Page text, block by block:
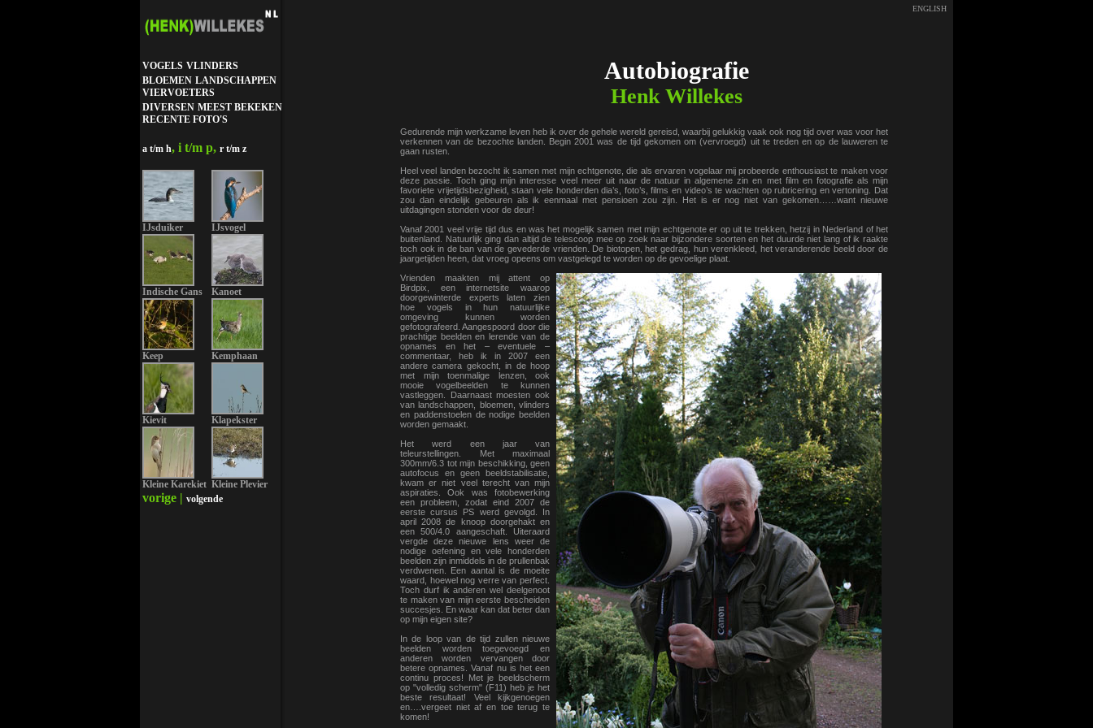
ENGLISH
VOGELS VLINDERS
BLOEMEN LANDSCHAPPEN
VIERVOETERS
DIVERSEN MEEST BEKEKEN
RECENTE FOTO'S
a t/m h, i t/m p, r t/m z
IJsduiker IJsvogel
Indische Gans Kanoet
Keep Kemphaan
Kievit Klapekster
Kleine Karekiet Kleine Plevier
vorige | volgende
Autobiografie
Henk Willekes
Gedurende mijn werkzame leven heb ik over de gehele wereld gereisd, waarbij gelukkig vaak ook nog tijd over was voor het
verkennen van de bezochte landen. Begin 2001 was de tijd gekomen om (vervroegd) uit te treden en op de lauweren te
gaan rusten.
Heel veel landen bezocht ik samen met mijn echtgenote, die als ervaren vogelaar mij probeerde enthousiast te maken voor
deze passie. Toch ging mijn interesse veel meer uit naar de natuur in algemene zin en met film en fotografie als mijn
favoriete vrijetijdsbezigheid, staan vele honderden dia’s, foto’s, films en video’s te wachten op rubricering en vertoning. Dat
zou dan eindelijk gebeuren als ik eenmaal met pensioen zou zijn. Het is er nog niet van gekomen……want nieuwe
uitdagingen stonden voor de deur!
Vanaf 2001 veel vrije tijd dus en was het mogelijk samen met mijn echtgenote er op uit te trekken, hetzij in Nederland of het
buitenland. Natuurlijk ging dan altijd de telescoop mee op zoek naar bijzondere soorten en het duurde niet lang of ik raakte
toch ook in de ban van de gevederde vrienden. De biotopen, het gedrag, hun verenkleed, het veranderende beeld door de
jaargetijden heen, dat vroeg opeens om vastgelegd te worden op de gevoelige plaat.
Vrienden maakten mij attent op
Birdpix, een internetsite waarop
doorgewinterde experts laten zien
hoe vogels in hun natuurlijke
omgeving kunnen worden
gefotografeerd. Aangespoord door die
prachtige beelden en lerende van de
opnames en het – eventuele –
commentaar, heb ik in 2007 een
andere camera gekocht, in de hoop
met mijn toenmalige lenzen, ook
mooie vogelbeelden te kunnen
vastleggen. Daarnaast moesten ook
van landschappen, bloemen, vlinders
en paddenstoelen de nodige beelden
worden gemaakt.
Het werd een jaar van
teleurstellingen. Met maximaal
300mm/6.3 tot mijn beschikking, geen
autofocus en geen beeldstabilisatie,
kwam er niet veel terecht van mijn
aspiraties. Ook was fotobewerking
een probleem, zodat eind 2007 de
eerste cursus PS werd gevolgd. In
april 2008 de knoop doorgehakt en
een 500/4.0 aangeschaft. Uiteraard
vergde deze nieuwe lens weer de
nodige oefening en vele honderden
beelden zijn inmiddels in de prullenbak
verdwenen. Een aantal is de moeite
waard, hoewel nog verre van perfect.
Toch durf ik anderen wel deelgenoot
te maken van mijn eerste bescheiden
succesjes. En waar kan dat beter dan
op mijn eigen site?
In de loop van de tijd zullen nieuwe
beelden worden toegevoegd en
anderen worden vervangen door
betere opnames. Vanaf nu is het een
continu proces! Met je beeldscherm
op "volledig scherm" (F11) heb je het
beste resultaat! Veel kijkgenoegen
en….vergeet niet af en toe terug te
komen!